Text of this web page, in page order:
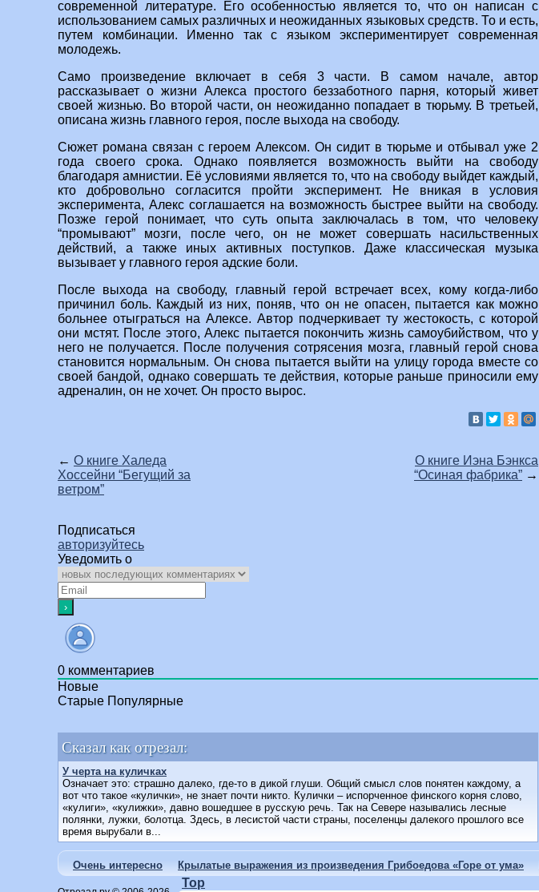
современной литературе. Его особенностью является то, что он написан с
использованием самых различных и неожиданных языковых средств. То и есть,
путем комбинации. Именно так с языком экспериментирует современная
молодежь.
Само произведение включает в себя 3 части. В самом начале, автор
рассказывает о жизни Алекса простого беззаботного парня, который живет
своей жизнью. Во второй части, он неожиданно попадает в тюрьму. В третьей,
описана жизнь главного героя, после выхода на свободу.
Сюжет романа связан с героем Алексом. Он сидит в тюрьме и отбывал уже 2
года своего срока. Однако появляется возможность выйти на свободу
благодаря амнистии. Её условиями является то, что на свободу выйдет каждый,
кто добровольно согласится пройти эксперимент. Не вникая в условия
эксперимента, Алекс соглашается на возможность быстрее выйти на свободу.
Позже герой понимает, что суть опыта заключалась в том, что человеку
“промывают” мозги, после чего, он не может совершать насильственных
действий, а также иных активных поступков. Даже классическая музыка
вызывает у главного героя адские боли.
После выхода на свободу, главный герой встречает всех, кому когда-либо
причинил боль. Каждый из них, поняв, что он не опасен, пытается как можно
больнее отыграться на Алексе. Автор подчеркивает ту жестокость, с которой
они мстят. После этого, Алекс пытается покончить жизнь самоубийством, что у
него не получается. После получения сотрясения мозга, главный герой снова
становится нормальным. Он снова пытается выйти на улицу города вместе со
своей бандой, однако совершать те действия, которые раньше приносили ему
адреналин, он не хочет. Он просто вырос.
← О книге Халеда
Хоссейни “Бегущий за
ветром”
О книге Иэна Бэнкса
“Осиная фабрика” →
Подписаться
авторизуйтесь
Уведомить о
0 комментариев
Новые
Старые Популярные
Сказал как отрезал:
У черта на куличках
Означает это: страшно далеко, где-то в дикой глуши. Общий смысл слов понятен каждому, а
вот что такое «кулички», не знает почти никто. Кулички – испорченное финского корня слово,
«кулиги», «кулижки», давно вошедшее в русскую речь. Так на Севере назывались лесные
полянки, лужки, болотца. Здесь, в лесистой части страны, поселенцы далекого прошлого все
время вырубали в...
Очень интересно Крылатые выражения из произведения Грибоедова «Горе от ума»
Top